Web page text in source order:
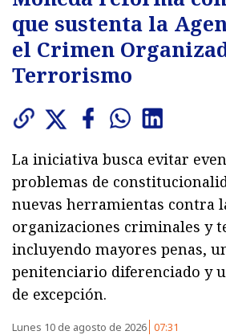
que sustenta la
el Crimen
Terrorismo
La iniciativa busca evitar
problemas de
nuevas herramientas contra
organizaciones criminales y
incluyendo mayores penas,
penitenciario diferenciado y
de excepción.
Lunes 10 de agosto de 2026 07:31